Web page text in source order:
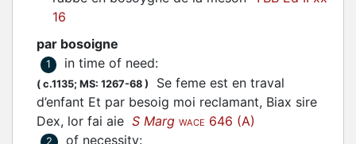
16
par bosoigne
1 in time of need:
( c.1135; MS: 1267-68 )
Se feme est en traval
d’enfant Et par besoig moi reclamant, Biax sire
Dex, lor fai aie S Marg WACE 646 (A)
2 of necessity: